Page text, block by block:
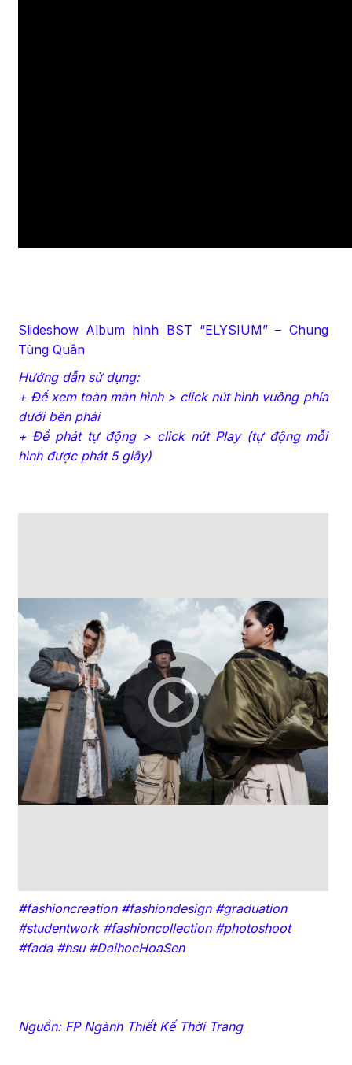
Slideshow Album hình BST “ELYSIUM” – Chung
Tùng Quân
Hướng dẫn sử dụng:
+ Để xem toàn màn hình > click nút hình vuông phía
dưới bên phải
+ Để phát tự động > click nút Play (tự động mỗi
hình được phát 5 giây)
#fashioncreation #fashiondesign #graduation
#studentwork #fashioncollection #photoshoot
#fada #hsu #DaihocHoaSen
Nguồn: FP Ngành Thiết Kế Thời Trang